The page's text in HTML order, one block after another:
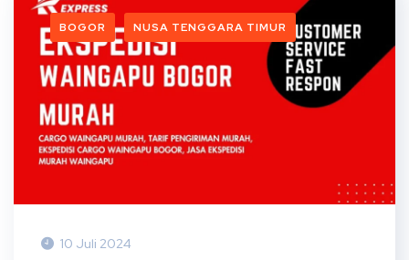
BOGOR NUSA TENGGARA TIMUR
10 Juli 2024